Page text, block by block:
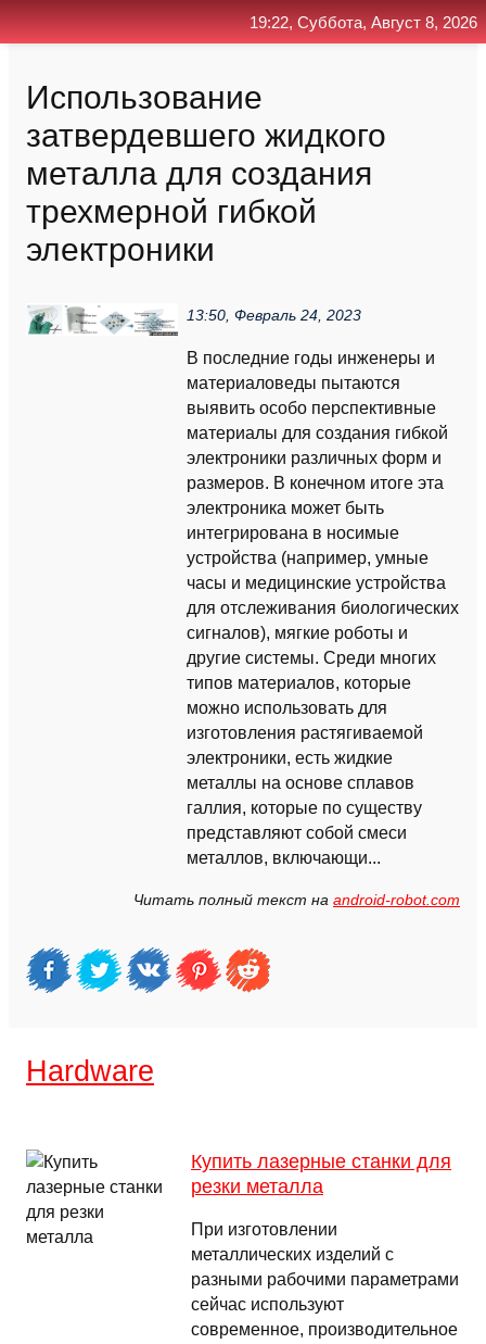
Использование
затвердевшего жидкого
металла для создания
трехмерной гибкой
электроники
13:50, Февраль 24, 2023
В последние годы инженеры и
материаловеды пытаются
выявить особо перспективные
материалы для создания гибкой
электроники различных форм и
размеров. В конечном итоге эта
электроника может быть
интегрирована в носимые
устройства (например, умные
часы и медицинские устройства
для отслеживания биологических
сигналов), мягкие роботы и
другие системы. Среди многих
типов материалов, которые
можно использовать для
изготовления растягиваемой
электроники, есть жидкие
металлы на основе сплавов
галлия, которые по существу
представляют собой смеси
металлов, включающи...
Читать полный текст на android-robot.com
Hardware
Купить лазерные станки для
резки металла
При изготовлении
металлических изделий с
разными рабочими параметрами
сейчас используют
современное, производительное
19:22, Суббота, Август 8, 2026